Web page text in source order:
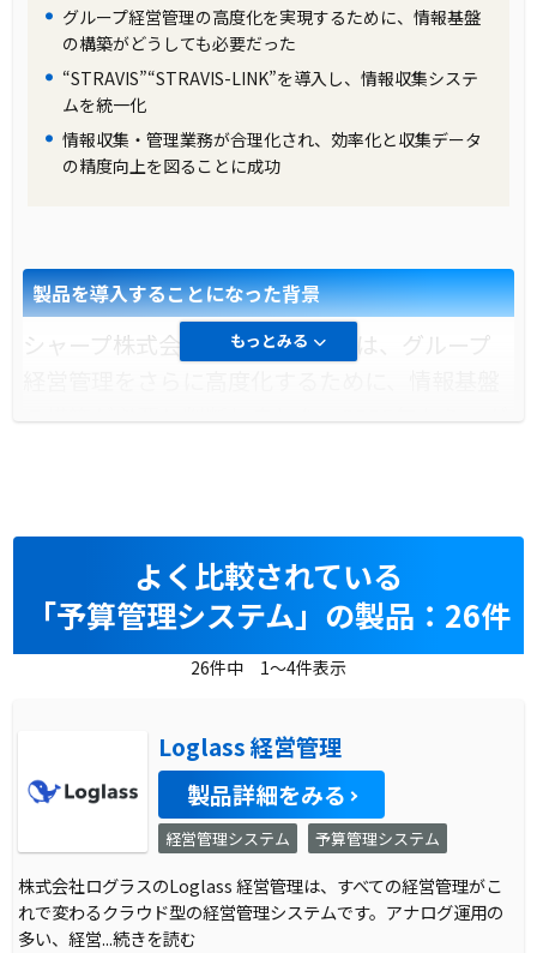
さや、ISIDからの適切なアドバイスが、導入を
スムーズに進める大きな要因となりました。
製品の導入により改善した業務
STRAVISの導入により、日本電産株式会社は、
IFRSへの移行もスムーズに進めることができ、
経理部の作業負担が大幅に軽減されました。
グループ経営管理の高度化を実現するために、情報基盤
の構築がどうしても必要だった
“STRAVIS”“STRAVIS-LINK”を導入し、情報収集システ
ムを統一化
情報収集・管理業務が合理化され、効率化と収集データ
の精度向上を図ることに成功
もっとみる
製品を導入することになった背景
シャープ株式会社(以下シャープ)は、グループ
の構築が必要と判断しました。2005年から、グ
に、2008年には企業会計基準委員会実務対応報
告18号への対応も求められました。
導入前に企業が抱えていた課題
行う制度連結、管理連結、資金管理の各業務が
それぞれ異なるシステムで運用されていまし
た。特に、子会社や関連部門からの情報収集業
務が重複し、煩雑なものとなっていました。こ
のような状況が業務の効率化の障壁となってい
ました。
よく比較されている
「予算管理システム」の製品：26件
26件中 1～4件表示
Loglass 経営管理
製品詳細をみる
経営管理システム 予算管理システム
株式会社ログラスのLoglass 経営管理は、すべての経営管理がこ
れで変わるクラウド型の経営管理システムです。アナログ運用の
多い、経営...続きを読む